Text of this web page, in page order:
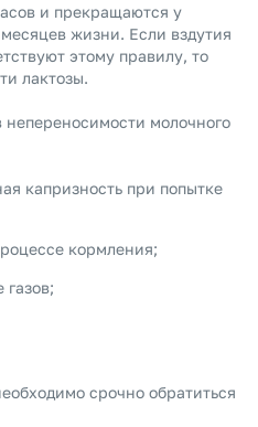
и прекращаются у
жизни. Если вздутия
этому правилу, то
лактозы.
молочного
капризность при попытке
кормления;
срочно обратиться